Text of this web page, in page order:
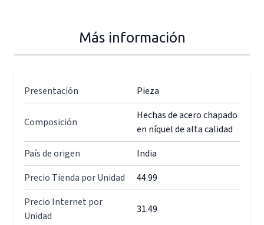
Más información
Presentación Pieza
Composición
Hechas de acero chapado
en níquel de alta calidad
País de origen
India
Precio Tienda por Unidad
44.99
Precio Internet por
Unidad
31.49